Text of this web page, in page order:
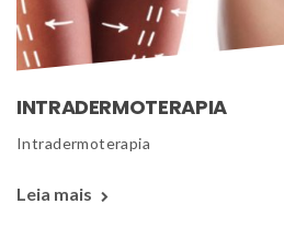
INTRADERMOTERAPIA
Intradermoterapia
Leia mais